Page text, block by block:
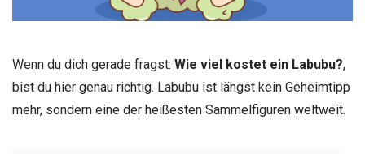
Wenn du dich gerade fragst: Wie viel kostet ein Labubu?,
bist du hier genau richtig. Labubu ist längst kein Geheimtipp
mehr, sondern eine der heißesten Sammelfiguren weltweit.